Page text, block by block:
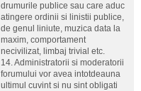
drumurile publice sau care aduc
atingere ordinii si linistii publice,
de genul liniute, muzica data la
maxim, comportament
necivilizat, limbaj trivial etc.
14. Administratorii si moderatorii
forumului vor avea intotdeauna
ultimul cuvint si nu sint obligati